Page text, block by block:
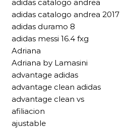
adidas catalogo andrea
adidas catalogo andrea 2017
adidas duramo 8
adidas messi 16.4 fxg
Adriana
Adriana by Lamasini
advantage adidas
advantage clean adidas
advantage clean vs
afiliacion
ajustable